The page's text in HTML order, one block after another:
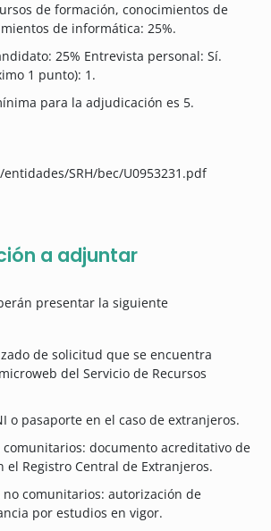
de formación, conocimientos de
de informática: 25%.
25% Entrevista personal: Sí.
1 punto): 1.
para la adjudicación es 5.
SRH/bec/U0953231.pdf
a adjuntar
presentar la siguiente
de solicitud que se encuentra
del Servicio de Recursos
o pasaporte en el caso de extranjeros.
comunitarios: documento acreditativo de
el Registro Central de Extranjeros.
no comunitarios: autorización de
por estudios en vigor.